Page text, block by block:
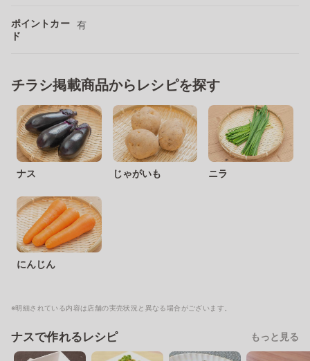
ポイントカー
ド
有
チラシ掲載商品からレシピを探す
ナス じゃがいも ニラ
にんじん
※明細されている内容は店舗の実売状況と異なる場合がございます。
ナスで作れるレシピ もっと見る